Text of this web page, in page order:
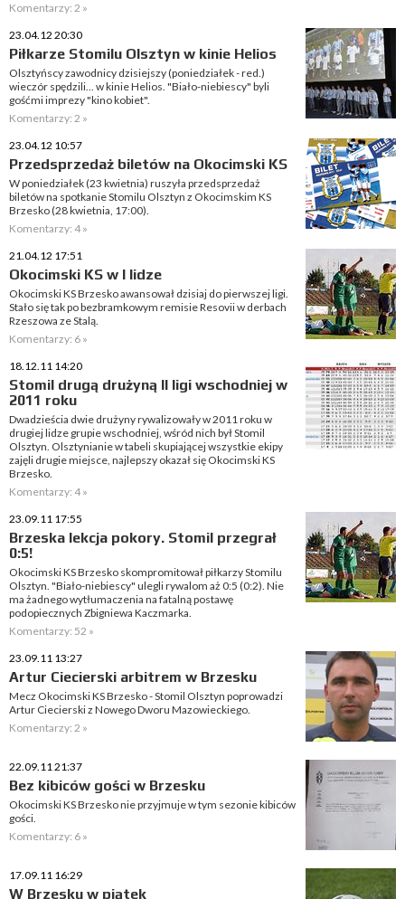
Komentarzy: 2 »
23.04.12 20:30
Piłkarze Stomilu Olsztyn w kinie Helios
Olsztyńscy zawodnicy dzisiejszy (poniedziałek - red.)
wieczór spędzili... w kinie Helios. "Biało-niebiescy" byli
gośćmi imprezy "kino kobiet".
Komentarzy: 2 »
23.04.12 10:57
Przedsprzedaż biletów na Okocimski KS
W poniedziałek (23 kwietnia) ruszyła przedsprzedaż
biletów na spotkanie Stomilu Olsztyn z Okocimskim KS
Brzesko (28 kwietnia, 17:00).
Komentarzy: 4 »
21.04.12 17:51
Okocimski KS w I lidze
Okocimski KS Brzesko awansował dzisiaj do pierwszej ligi.
Stało się tak po bezbramkowym remisie Resovii w derbach
Rzeszowa ze Stalą.
Komentarzy: 6 »
18.12.11 14:20
Stomil drugą drużyną II ligi wschodniej w
2011 roku
Dwadzieścia dwie drużyny rywalizowały w 2011 roku w
drugiej lidze grupie wschodniej, wśród nich był Stomil
Olsztyn. Olsztynianie w tabeli skupiającej wszystkie ekipy
zajęli drugie miejsce, najlepszy okazał się Okocimski KS
Brzesko.
Komentarzy: 4 »
23.09.11 17:55
Brzeska lekcja pokory. Stomil przegrał
0:5!
Okocimski KS Brzesko skompromitował piłkarzy Stomilu
Olsztyn. "Biało-niebiescy" ulegli rywalom aż 0:5 (0:2). Nie
ma żadnego wytłumaczenia na fatalną postawę
podopiecznych Zbigniewa Kaczmarka.
Komentarzy: 52 »
23.09.11 13:27
Artur Ciecierski arbitrem w Brzesku
Mecz Okocimski KS Brzesko - Stomil Olsztyn poprowadzi
Artur Ciecierski z Nowego Dworu Mazowieckiego.
Komentarzy: 2 »
22.09.11 21:37
Bez kibiców gości w Brzesku
Okocimski KS Brzesko nie przyjmuje w tym sezonie kibiców
gości.
Komentarzy: 6 »
17.09.11 16:29
W Brzesku w piątek